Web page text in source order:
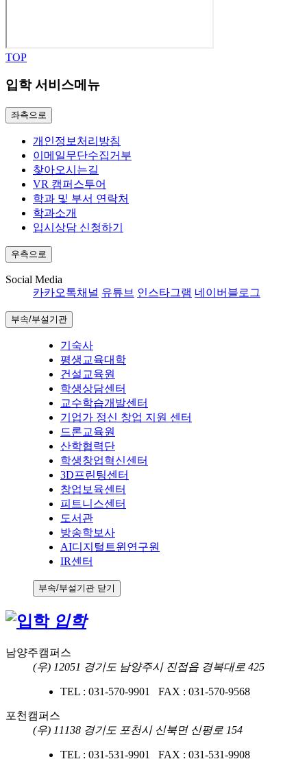
TOP
입학 서비스메뉴
좌측으로
개인정보처리방침
이메일무단수집거부
찾아오시는길
VR 캠퍼스투어
학과 및 부서 연락처
학과소개
입시상담 신청하기
우측으로
Social Media
카카오톡채널 유튜브 인스타그램 네이버블로그
부속/부설기관
기숙사
평생교육대학
건설교육원
학생상담센터
교수학습개발센터
기업가 정신 창업 지원 센터
드론교육원
산학협력단
학생창업혁신센터
3D프린팅센터
창업보육센터
피트니스센터
도서관
방송학보사
AI디지털트윈연구원
IR센터
부속/부설기관 닫기
입학
남양주캠퍼스
(우) 12051 경기도 남양주시 진접읍 경복대로 425
TEL : 031-570-9901 FAX : 031-570-9568
포천캠퍼스
(우) 11138 경기도 포천시 신북면 신평로 154
TEL : 031-531-9901 FAX : 031-531-9908